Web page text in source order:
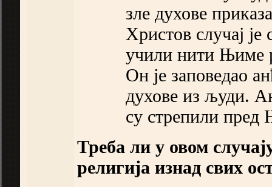
зле духове
Христов случај
учили нити Њиме
Он је заповедао
духове из људи.
су стрепили
Треба ли у овом
религија изнад свих